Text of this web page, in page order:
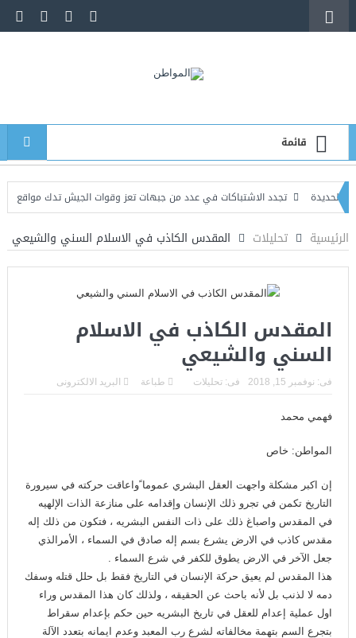
قائمة
تجدد الاشتباكات في عدد من جبهات تعز وقوات الجيش تدك مواقع الحوثيين
الرئيسية تحليلات المقدس الكاذب في الاسلام السني والشيعي
المقدس الكاذب في الاسلام
السني والشيعي
فى: نوفمبر 15, 2018 فى: تحليلات طباعة البريد الالكترونى
فهمي محمد
المواطن: خاص
إن اكبر مشكلة واجهت العقل البشري عموما ًواعاقت حركته في سيرورة
التاريخ تكمن في تجرو ذلك الإنسان وإقدامه على منازعة الذات الإلهيه
في المقدس واصباغ ذلك على ذات النفس البشريه ، فتكون من ذلك إله
مقدس كاذب في الارض يشرع بسم إله صادق في السماء ، الأمرالذي
جعل الآخر في الارض يطوق للكفر في شرع السماء .
هذا المقدس لم يعيق حركة الإنسان في التاريخ فقط بل حلل قتله وسفك
دمه لا لذنب بل لأنه باحث عن الحقيقه ، ولذلك كان هذا المقدس وراء
اول عملية إعدام للعقل في تاريخ البشريه حين حكم بإعدام سقراط
بتجرع السم بتهمة مخالفاته لشرع رب المعبد وعدم ايمانه بتعدد الآلة